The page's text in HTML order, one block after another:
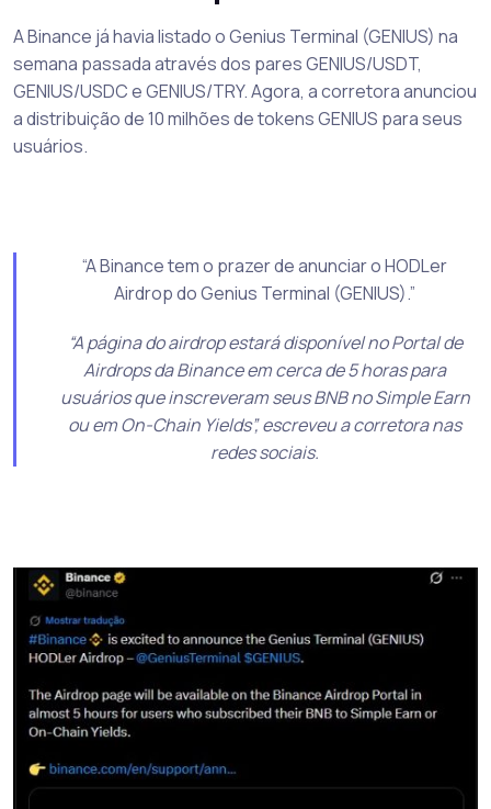
A Binance já havia listado o Genius Terminal (GENIUS) na
semana passada através dos pares GENIUS/USDT,
GENIUS/USDC e GENIUS/TRY. Agora, a corretora anunciou
a distribuição de 10 milhões de tokens GENIUS para seus
usuários.
“A Binance tem o prazer de anunciar o HODLer
Airdrop do Genius Terminal (GENIUS).”
“A página do airdrop estará disponível no Portal de
Airdrops da Binance em cerca de 5 horas para
usuários que inscreveram seus BNB no Simple Earn
ou em On-Chain Yields”, escreveu a corretora nas
redes sociais.